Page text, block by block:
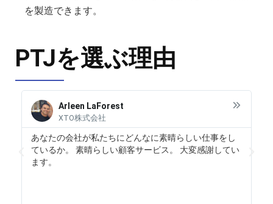
を製造できます。
PTJを選ぶ理由
Arleen LaForest
XTO株式会社
あなたの会社が私たちにどんなに素晴らしい仕事をし
ているか。 素晴らしい顧客サービス。 大変感謝してい
ます。